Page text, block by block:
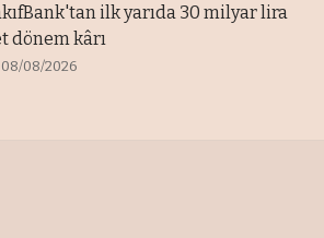
ilk yarıda 30 milyar lira
dönem kârı
08/08/2026